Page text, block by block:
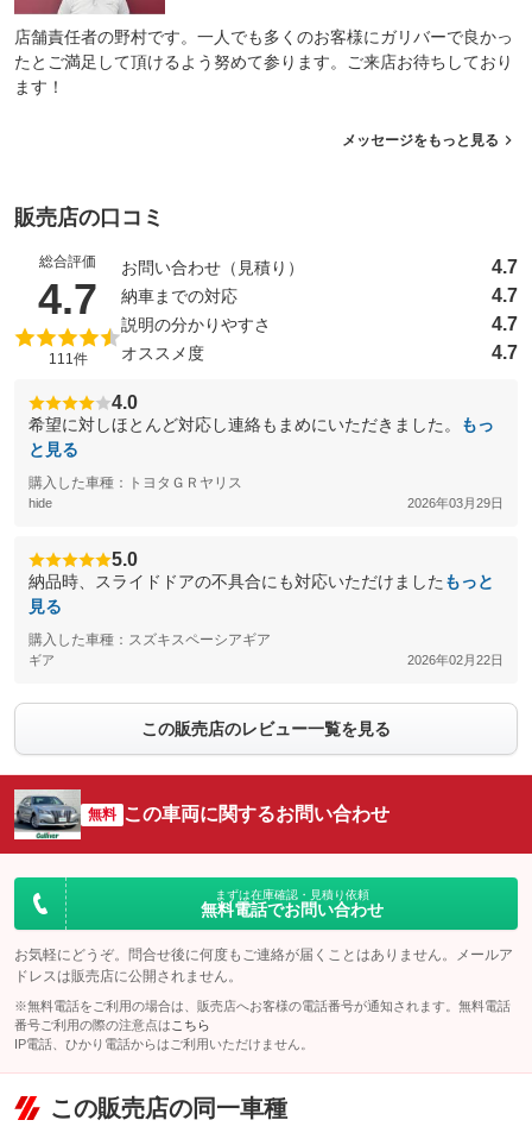
店舗責任者の野村です。一人でも多くのお客様にガリバーで良かっ
たとご満足して頂けるよう努めて参ります。ご来店お待ちしており
ます！
メッセージをもっと見る
販売店の口コミ
総合評価
4.7 （5点満点中）
111件
お問い合わせ（見積り） 4.7
納車までの対応 4.7
説明の分かりやすさ 4.7
オススメ度 4.7
4.0
希望に対しほとんど対応し連絡もまめにいただきました。
もっ
と見る
購入した車種：トヨタＧＲヤリス
hide 2026年03月29日
5.0
納品時、スライドドアの不具合にも対応いただけました もっと
見る
購入した車種：スズキスペーシアギア
ギア 2026年02月22日
この販売店のレビュー一覧を見る
無料 この車両に関するお問い合わせ
まずは在庫確認・見積り依頼
無料電話でお問い合わせ
お気軽にどうぞ。問合せ後に何度もご連絡が届くことはありません。メールア
ドレスは販売店に公開されません。
※無料電話をご利用の場合は、販売店へお客様の電話番号が通知されます。無料電話
番号ご利用の際の注意点は こちら
IP電話、ひかり電話からはご利用いただけません。
この販売店の同一車種